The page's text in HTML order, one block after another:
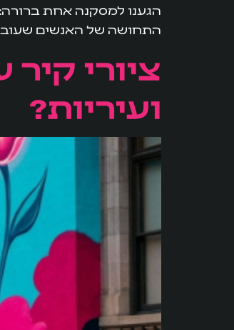
הגענו למסקנה אחת
התחושה של האנשים שעוברים על
ציורי
ועיריות?